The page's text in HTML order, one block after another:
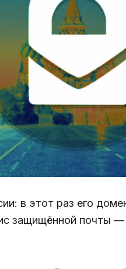
в этот раз его
защищённой почты